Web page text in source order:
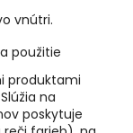
vnútri.
použitie
produktami
na
poskytuje